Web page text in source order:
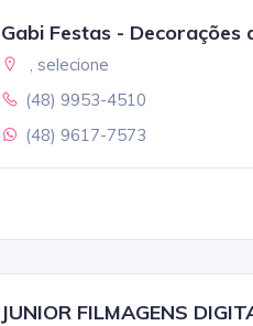
Gabi Festas - Decorações
, selecione
(48) 9953-4510
(48) 9617-7573
JUNIOR FILMAGENS